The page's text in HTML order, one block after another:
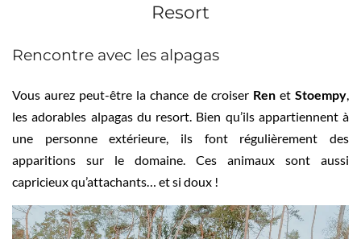
Resort
Rencontre avec les alpagas
Vous aurez peut-être la chance de croiser RenetStoempy
les adorables alpagas du resort. Bien qu’ils appartiennent à
une personne extérieure, ils font régulièrement des
apparitions sur le domaine. Ces animaux sont aussi
capricieux qu’attachants… et si doux !